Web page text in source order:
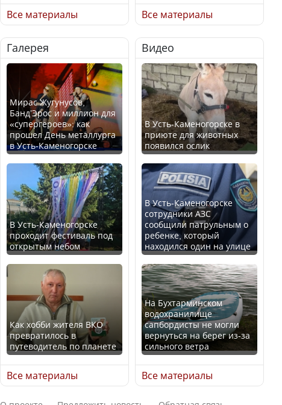
Қазақстан Орталық Азия
елдері арасында әл-ауқат
индексінде көш бастады
Казахстан возглавил
рейтинг благополучия
среди стран Центральной
Азии
Будут ли представлены
интересы регионов в
Курултае?
Ең төменгі жалақы,
алимент, экология: жеті
партия сайлаушылармен
нені талқылап жатыр?
Все материалы
В РФ вынесен заочный
приговор по уголовному
делу об убийстве Игоря
Талькова
В России введены
дополнительные
ограничения для
казахстанских прав
Трамп официально
вступил в должность
президента США
Луну признали объектом
культурного наследия,
находящегося под
угрозой исчезновения
Все материалы
Галерея
Мирас Жугунусов,
Банд’Эрос и миллион для
«супергероев»: как
прошел День металлурга
в Усть-Каменогорске
В Усть-Каменогорске
проходит фестиваль под
открытым небом
Как хобби жителя ВКО
превратилось в
путеводитель по планете
Все материалы
Видео
В Усть-Каменогорске в
приюте для животных
появился ослик
В Усть-Каменогорске
сотрудники АЗС
сообщили патрульным о
ребенке, который
находился один на улице
На Бухтарминском
водохранилище
сапбордисты не могли
вернуться на берег из-за
сильного ветра
Все материалы